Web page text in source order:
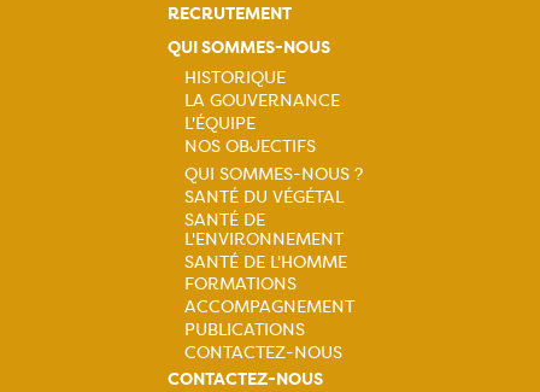
RECRUTEMENT
QUI SOMMES-NOUS
Navigation
principale
HISTORIQUE
LA GOUVERNANCE
L'ÉQUIPE
NOS OBJECTIFS
Navigation
principale
QUI SOMMES-NOUS ?
SANTÉ DU VÉGÉTAL
SANTÉ DE
L'ENVIRONNEMENT
SANTÉ DE L'HOMME
FORMATIONS
ACCOMPAGNEMENT
PUBLICATIONS
CONTACTEZ-NOUS
CONTACTEZ-NOUS